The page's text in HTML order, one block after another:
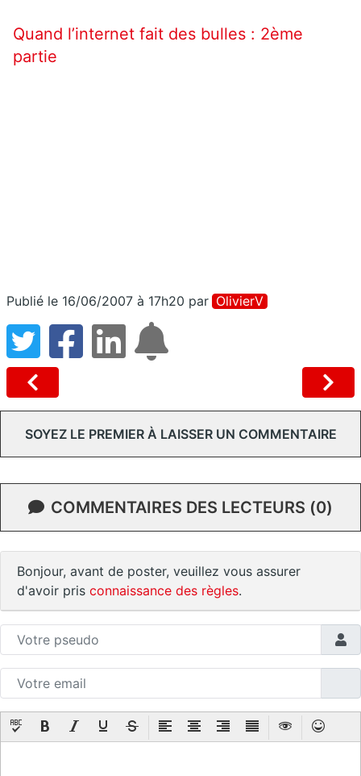
Quand l’internet fait des bulles : 2ème
partie
Publié le 16/06/2007 à 17h20 par OlivierV
SOYEZ LE PREMIER À LAISSER UN COMMENTAIRE
COMMENTAIRES DES LECTEURS (0)
Bonjour, avant de poster, veuillez vous assurer
d'avoir pris connaissance des règles.